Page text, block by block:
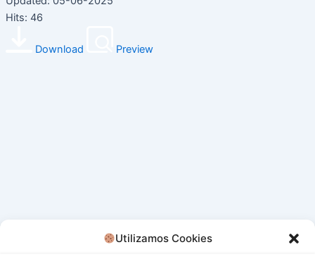
Utilizamos Cookies
Hits: 46
Download Preview